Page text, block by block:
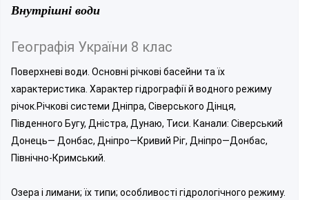
Внутрішні води
Географія України 8 клас
Поверхневі води. Основні річкові басейни та їх
характеристика. Характер гідрографії й водного режиму
річок.Річкові системи Дніпра, Сіверського Дінця,
Південного Бугу, Дністра, Дунаю, Тиси. Канали: Сіверський
Донець— Донбас, Дніпро—Кривий Ріг, Дніпро—Донбас,
Північно-Кримський.
Озера і лимани; їх типи; особливості гідрологічного режиму.